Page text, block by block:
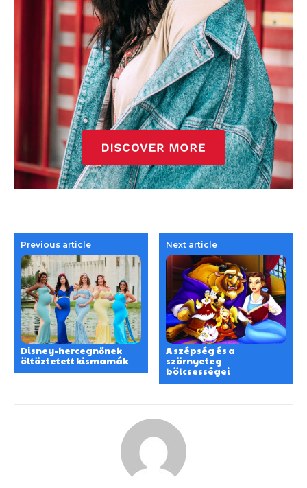
Previous article
Disney-hercegnőnek
öltöztetett kismamák
Next article
A szépség és a
szörnyeteg
bölcsességei